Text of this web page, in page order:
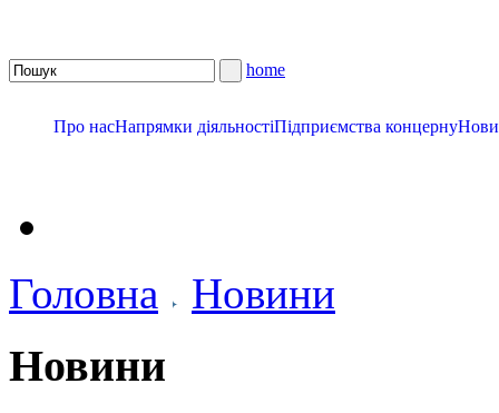
home
Про насНапрямки діяльностіПідприємства концерну
Головна Новини
Новини